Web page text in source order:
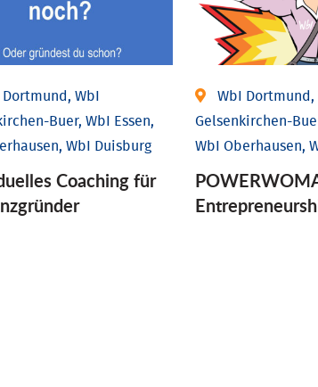
WbI
Buer, WbI Essen,
WbI Duisburg
Coaching für
WbI Dortmund,
Gelsenkirchen-
WbI Oberhausen,